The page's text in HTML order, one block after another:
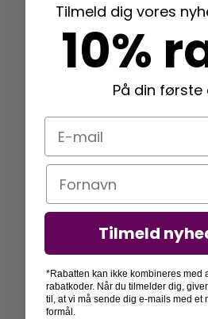
Tilmeld dig vores
10%
På din første
E-mail
Navn
Tilmeld
*Rabatten kan ikke kombineres med
rabatkoder. Når du tilmelder dig,
til, at vi må sende dig e-mails med
formål.